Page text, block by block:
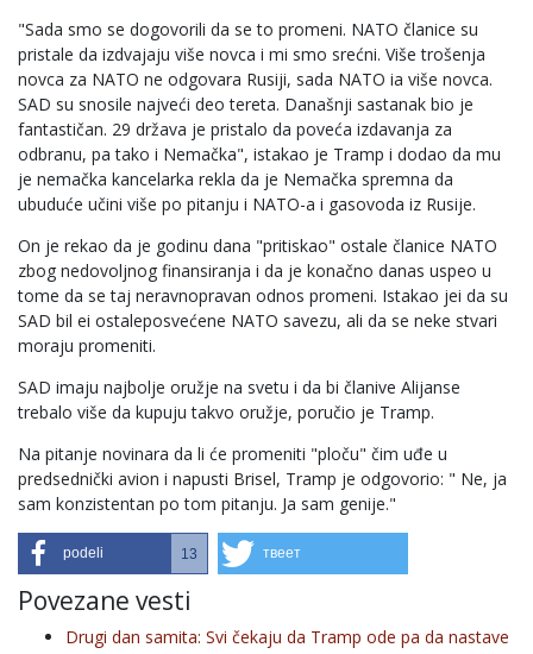
"Sada smo se dogovorili da se to promeni. NATO članice su
pristale da izdvajaju više novca i mi smo srećni. Više trošenja
novca za NATO ne odgovara Rusiji, sada NATO ia više novca.
SAD su snosile najveći deo tereta. Današnji sastanak bio je
fantastičan. 29 država je pristalo da poveća izdavanja za
odbranu, pa tako i Nemačka", istakao je Tramp i dodao da mu
je nemačka kancelarka rekla da je Nemačka spremna da
ubuduće učini više po pitanju i NATO-a i gasovoda iz Rusije.
On je rekao da je godinu dana "pritiskao" ostale članice NATO
zbog nedovoljnog finansiranja i da je konačno danas uspeo u
tome da se taj neravnopravan odnos promeni. Istakao jei da su
SAD bil ei ostaleposvećene NATO savezu, ali da se neke stvari
moraju promeniti.
SAD imaju najbolje oružje na svetu i da bi članive Alijanse
trebalo više da kupuju takvo oružje, poručio je Tramp.
Na pitanje novinara da li će promeniti "ploču" čim uđe u
predsednički avion i napusti Brisel, Tramp je odgovorio: " Ne, ja
sam konzistentan po tom pitanju. Ja sam genije."
podeli 13 твеет
Povezane vesti
Drugi dan samita: Svi čekaju da Tramp ode pa da nastave